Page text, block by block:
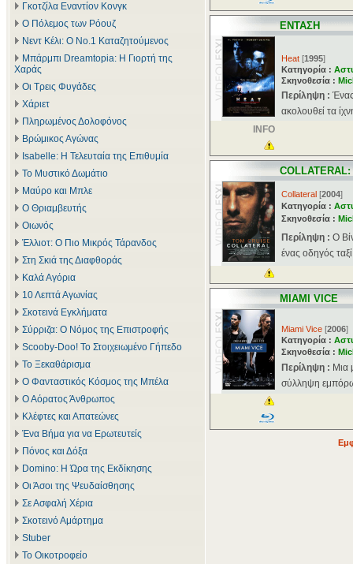
Γκοτζίλα Εναντίον Κονγκ
Ο Πόλεμος των Ρόουζ
Νεντ Κέλι: Ο Νο.1 Καταζητούμενος
Μπάρμπι Dreamtopia: Η Γιορτή της
Χαράς
Οι Τρεις Φυγάδες
Χάριετ
Πληρωμένος Δολοφόνος
Βρώμικος Αγώνας
Isabelle: Η Τελευταία της Επιθυμία
Το Μυστικό Δωμάτιο
Μαύρο και Μπλε
Ο Θριαμβευτής
Οιωνός
Έλλιοτ: Ο Πιο Μικρός Τάρανδος
Στη Σκιά της Διαφθοράς
Καλά Αγόρια
10 Λεπτά Αγωνίας
Σκοτεινά Εγκλήματα
Σύρριζα: Ο Νόμος της Επιστροφής
Scooby-Doo! Το Στοιχειωμένο Γήπεδο
Το Ξεκαθάρισμα
Ο Φανταστικός Κόσμος της Μπέλα
Ο Αόρατος Άνθρωπος
Κλέφτες και Απατεώνες
Ένα Βήμα για να Ερωτευτείς
Πόνος και Δόξα
Domino: Η Ώρα της Εκδίκησης
Οι Άσοι της Ψευδαίσθησης
Σε Ασφαλή Χέρια
Σκοτεινό Αμάρτημα
Stuber
Το Οικοτροφείο
ΕΝΤΑΣΗ
Heat [1995]
Κατηγορία :
Σκηνοθεσία :
Περίληψη :
ακολουθεί τα
INFO
Collateral [2004]
Κατηγορία :
Σκηνοθεσία :
Περίληψη : Ο
ένας οδηγός
MIAMI VICE
Miami Vice [2006]
Κατηγορία :
Σκηνοθεσία :
Περίληψη : Μια
σύλληψη